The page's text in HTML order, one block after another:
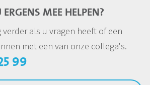
MEE HELPEN?
verder als u vragen heeft of een
met een van onze collega's.
99